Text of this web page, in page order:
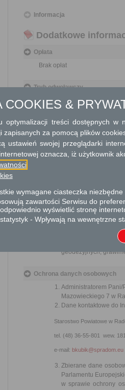
Informacja
Dodatkowe
Opłata
Brak opłat
Tryb odwoławczy
Nie dotyczy
Skargi i wnioski
Nie dotyczy
Informacje dodatkowe
Podstawa prawna
Ustawa z dnia 17
Rozporządzenie
geodezyjnych,
Ochrona danych osobowych
Administratorem
Mazowieckiego 7 w
Dane kontaktowe do
Starostwo Powiatowe w
tel. (48) 36-55-801 wew.
e-mail: bkubik@spradom.eu
Zbierane dane
Parlamentu
w sprawie ochrony
COOKIES &
optymalizacji treści dostępnych w
zapisanych za pomocą plików
ustawień swojej przeglądarki
oznacza, iż użytkownik
wymagane ciasteczka
zawartości Serwisu do
wyświetlić stronę
- Wpływają na wewnętrzne